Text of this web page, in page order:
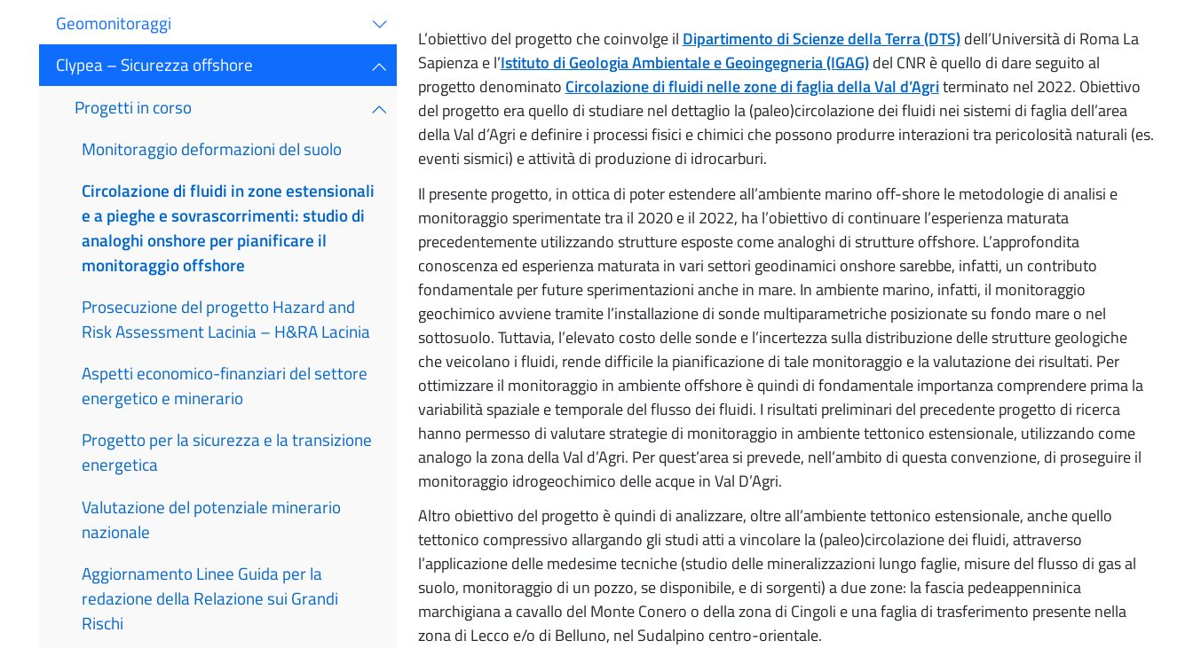
Geomonitoraggi
Clypea – Sicurezza offshore
Progetti in corso
Monitoraggio deformazioni del suolo
Circolazione di fluidi in zone estensionali
e a pieghe e sovrascorrimenti: studio di
analoghi onshore per pianificare il
monitoraggio offshore
Prosecuzione del progetto Hazard and
Risk Assessment Lacinia – H&RA Lacinia
Aspetti economico-finanziari del settore
energetico e minerario
Progetto per la sicurezza e la transizione
energetica
Valutazione del potenziale minerario
nazionale
Aggiornamento Linee Guida per la
redazione della Relazione sui Grandi
Rischi
L’obiettivo del progetto che coinvolge il Dipartimento di Scienze della Terra (DTS)dell’Università di Roma La
Sapienza e l’Istituto di Geologia Ambientale e Geoingegneria (IGAG)del CNR è quello di dare seguito al
progetto denominato Circolazione di fluidi nelle zone di faglia della Val d’Agriterminato nel 2022. Obiettivo
del progetto era quello di studiare nel dettaglio la (paleo)circolazione dei fluidi nei sistemi di faglia dell’area
della Val d’Agri e definire i processi fisici e chimici che possono produrre interazioni tra pericolosità naturali (es.
eventi sismici) e attività di produzione di idrocarburi.
Il presente progetto, in ottica di poter estendere all’ambiente marino off-shore le metodologie di analisi e
monitoraggio sperimentate tra il 2020 e il 2022, ha l’obiettivo di continuare l’esperienza maturata
precedentemente utilizzando strutture esposte come analoghi di strutture offshore. L’approfondita
conoscenza ed esperienza maturata in vari settori geodinamici onshore sarebbe, infatti, un contributo
fondamentale per future sperimentazioni anche in mare. In ambiente marino, infatti, il monitoraggio
geochimico avviene tramite l’installazione di sonde multiparametriche posizionate su fondo mare o nel
sottosuolo. Tuttavia, l’elevato costo delle sonde e l’incertezza sulla distribuzione delle strutture geologiche
che veicolano i fluidi, rende difficile la pianificazione di tale monitoraggio e la valutazione dei risultati. Per
ottimizzare il monitoraggio in ambiente offshore è quindi di fondamentale importanza comprendere prima la
variabilità spaziale e temporale del flusso dei fluidi. I risultati preliminari del precedente progetto di ricerca
hanno permesso di valutare strategie di monitoraggio in ambiente tettonico estensionale, utilizzando come
analogo la zona della Val d’Agri. Per quest’area si prevede, nell’ambito di questa convenzione, di proseguire il
monitoraggio idrogeochimico delle acque in Val D’Agri.
Altro obiettivo del progetto è quindi di analizzare, oltre all’ambiente tettonico estensionale, anche quello
tettonico compressivo allargando gli studi atti a vincolare la (paleo)circolazione dei fluidi, attraverso
l’applicazione delle medesime tecniche (studio delle mineralizzazioni lungo faglie, misure del flusso di gas al
suolo, monitoraggio di un pozzo, se disponibile, e di sorgenti) a due zone: la fascia pedeappenninica
marchigiana a cavallo del Monte Conero o della zona di Cingoli e una faglia di trasferimento presente nella
zona di Lecco e/o di Belluno, nel Sudalpino centro-orientale.